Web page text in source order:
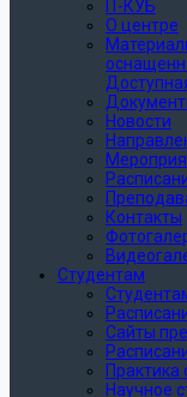
IT-КУБ
О центре
Новости
Контакты
Студентам
Сайты
Практика
Научное